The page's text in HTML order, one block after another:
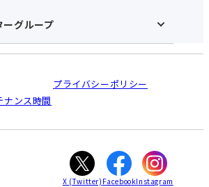
ス･営業時間
込みの流れ
受講のご案内
センターHOME
化センターとは
約・会員特典
イド
イン講座受講の手順
イトのよくある質問
ーグループ
犬山
大垣
プライバシーポリシー
ナンス時間
X (Twitter) FacebookInstagram